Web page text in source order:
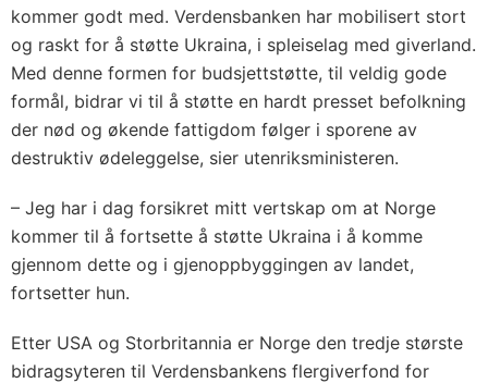
kommer godt med. Verdensbanken har mobilisert stort
og raskt for å støtte Ukraina, i spleiselag med giverland.
Med denne formen for budsjettstøtte, til veldig gode
formål, bidrar vi til å støtte en hardt presset befolkning
der nød og økende fattigdom følger i sporene av
destruktiv ødeleggelse, sier utenriksministeren.
– Jeg har i dag forsikret mitt vertskap om at Norge
kommer til å fortsette å støtte Ukraina i å komme
gjennom dette og i gjenoppbyggingen av landet,
fortsetter hun.
Etter USA og Storbritannia er Norge den tredje største
bidragsyteren til Verdensbankens flergiverfond for